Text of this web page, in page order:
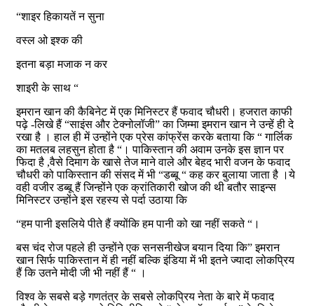
“शाइर हिकायतें न सुना
वस्ल ओ इश्क की
इतना बड़ा मजाक न कर
शाइरी के साथ “
इमरान खान की कैबिनेट में एक मिनिस्टर हैं फवाद चौधरी। हजरात काफी
पढ़े -लिखे हैं “साइंस और टेक्नोलॉजी” का जिम्मा इमरान खान ने उन्हें ही दे
रखा है । हाल ही में उन्होंने एक प्रेस कांफ्रेंस करके बताया कि “ गार्लिक
का मतलब लहसुन होता है “। पाकिस्तान की अवाम उनके इस ज्ञान पर
फिदा है ,वैसे दिमाग के खासे तेज माने वाले और बेहद भारी वजन के फवाद
चौधरी को पाकिस्तान की संसद में भी “डब्बू “ कह कर बुलाया जाता है ।ये
वही वजीर डब्बू हैं जिन्होंने एक क्रांतिकारी खोज की थी बतौर साइन्स
मिनिस्टर उन्होंने इस रहस्य से पर्दा उठाया कि
“हम पानी इसलिये पीते हैं क्योंकि हम पानी को खा नहीं सकते “।
बस चंद रोज पहले ही उन्होंने एक सनसनीखेज बयान दिया कि” इमरान
खान सिर्फ पाकिस्तान में ही नहीं बल्कि इंडिया में भी इतने ज्यादा लोकप्रिय
हैं कि उतने मोदी जी भी नहीं हैं “ ।
विश्व के सबसे बड़े गणतंत्र के सबसे लोकप्रिय नेता के बारे में फवाद